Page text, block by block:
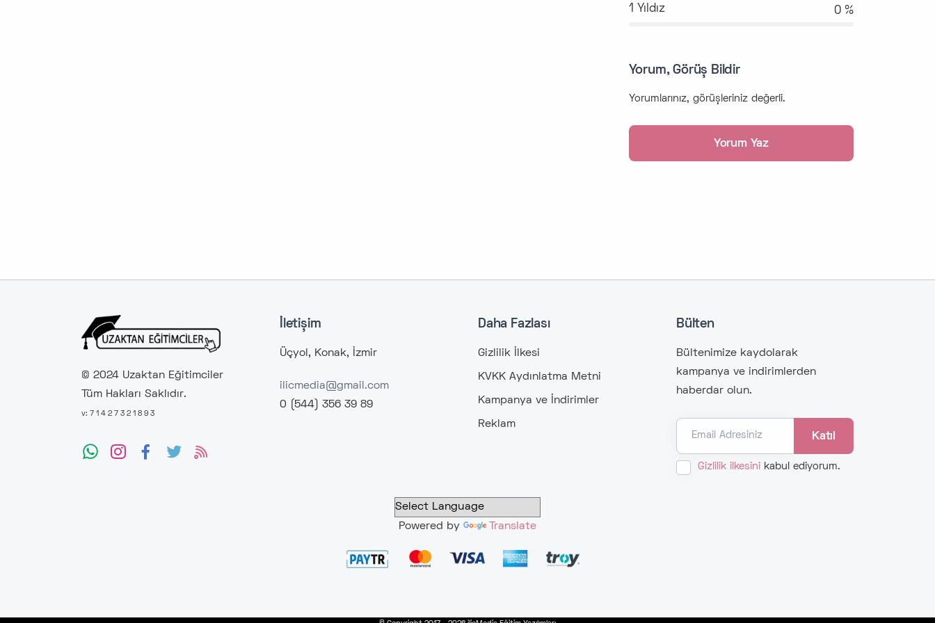
1 Yıldız 0 %
Yorum, Görüş Bildir
Yorumlarınız, görüşleriniz değerli.
© 2024 Uzaktan Eğitimciler
Tüm Hakları Saklıdır.
v: 7 1 4 2 7 3 2 1 8 9 3
İletişim
Üçyol, Konak, İzmir
ilicmedia@gmail.com
0 (544) 356 39 89
Daha Fazlası
Gizlilik İlkesi
KVKK Aydınlatma Metni
Kampanya ve İndirimler
Reklam
Bülten
Bültenimize kaydolarak
kampanya ve indirimlerden
haberdar olun.
Email Adresiniz
Gizlilik ilkesini kabul ediyorum.
Powered by Translate